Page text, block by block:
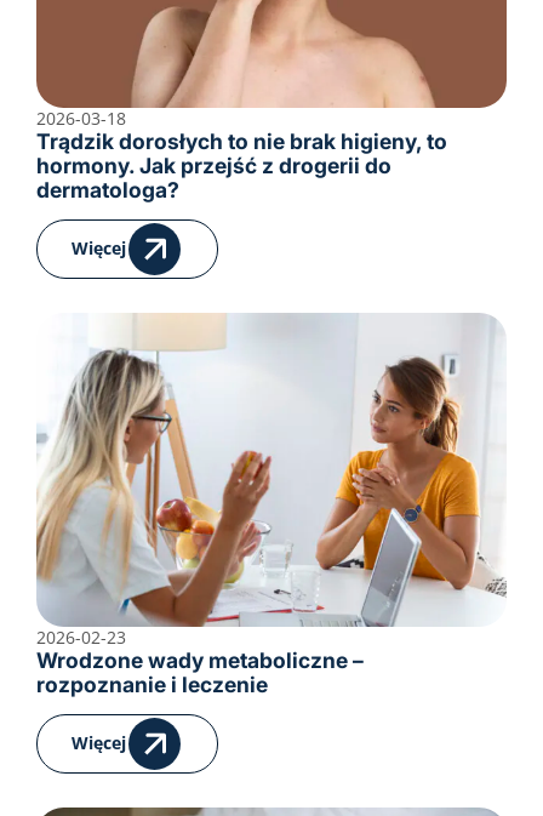
Trądzik dorosłych to nie brak higieny, to
hormony. Jak przejść z drogerii do
dermatologa?
2026-03-18
Więcej
Wrodzone wady metaboliczne –
rozpoznanie i leczenie
2026-02-23
Więcej